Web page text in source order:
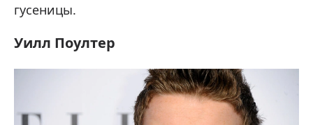
гусеницы.
Уилл Поултер